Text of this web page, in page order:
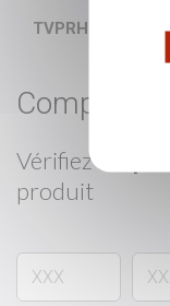
TVPRH868A01/
Vérifiezles
produit